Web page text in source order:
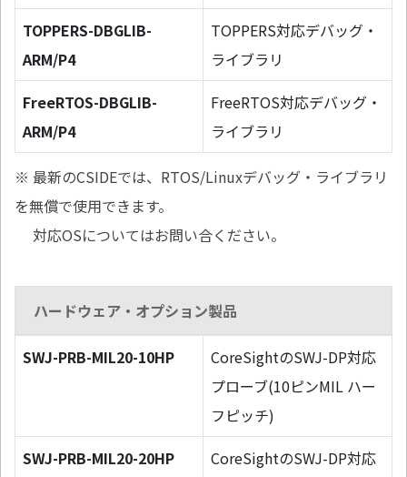
TOPPERS-DBGLIB-
ARM/P4
TOPPERS対応デバッグ・
ライブラリ
FreeRTOS-DBGLIB-
ARM/P4
FreeRTOS対応デバッグ・
ライブラリ
※ 最新のCSIDEでは、RTOS/Linuxデバッグ・ライブラリ
を無償で使用できます。
対応OSについてはお問い合ください。
ハードウェア・オプション製品
SWJ-PRB-MIL20-10HP
CoreSightのSWJ-DP対応
プローブ(10ピンMIL ハー
フピッチ)
SWJ-PRB-MIL20-20HP
CoreSightのSWJ-DP対応